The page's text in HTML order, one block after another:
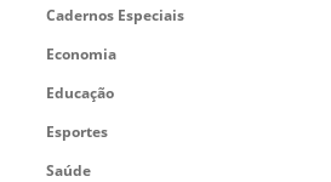
Cadernos Especiais
Economia
Educação
Esportes
Saúde